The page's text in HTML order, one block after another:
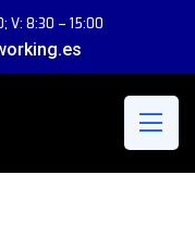
V: 8:30 – 15:00